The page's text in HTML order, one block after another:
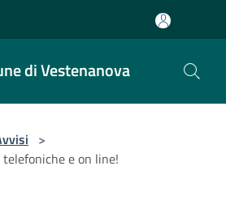
di Vestenanova
>
e on line!